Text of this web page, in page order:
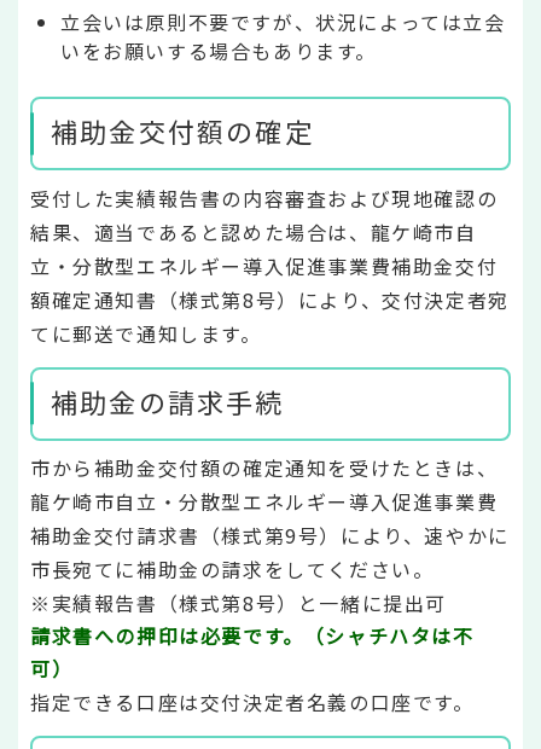
立会いは原則不要ですが、状況によっては立会
いをお願いする場合もあります。
補助金交付額の確定
受付した実績報告書の内容審査および現地確認の
結果、適当であると認めた場合は、龍ケ崎市自
立・分散型エネルギー導入促進事業費補助金交付
額確定通知書（様式第8号）により、交付決定者宛
てに郵送で通知します。
補助金の請求手続
市から補助金交付額の確定通知を受けたときは、
龍ケ崎市自立・分散型エネルギー導入促進事業費
補助金交付請求書（様式第9号）により、速やかに
市長宛てに補助金の請求をしてください。
※実績報告書（様式第8号）と一緒に提出可
請求書への押印は必要です。（シャチハタは不
可）
指定できる口座は交付決定者名義の口座です。